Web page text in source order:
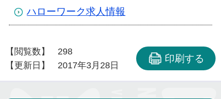
ハローワーク求人情報
【閲覧数】
298
【更新日】
2017年3月28日
印刷する